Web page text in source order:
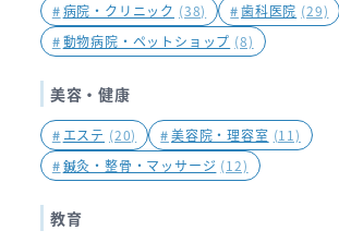
#病院・クリニック (38) #歯科医院 (29)
#動物病院・ペットショップ (8)
美容・健康
# エステ (20) #美容院・理容室 (11)
#鍼灸・整骨・マッサージ (12)
教育